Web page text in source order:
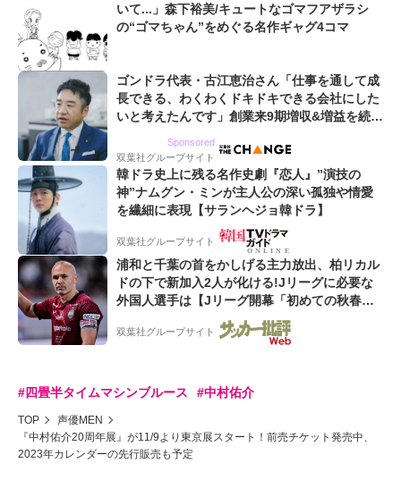
いて...」森下裕美/キュートなゴマフアザラシ
の“ゴマちゃん”をめぐる名作ギャグ4コマ
ゴンドラ代表・古江恵治さん「仕事を通して成
長できる、わくわくドキドキできる会社にした
いと考えたんです」創業来9期増収&増益を続け
Sponsored
双葉社グループサイト
韓ドラ史上に残る名作史劇『恋人』”演技の
神”ナムグン・ミンが主人公の深い孤独や情愛
を繊細に表現【サランヘジョ韓ドラ】
双葉社グループサイト
浦和と千葉の首をかしげる主力放出、柏リカル
ドの下で新加入2人が化ける!Jリーグに必要な
外国人選手は【Jリーグ開幕「初めての秋春
双葉社グループサイト
#四畳半タイムマシンブルース #中村佑介
TOP
声優MEN
『中村佑介20周年展』が11/9より東京展スタート！前売チケット発売中、
2023年カレンダーの先行販売も予定